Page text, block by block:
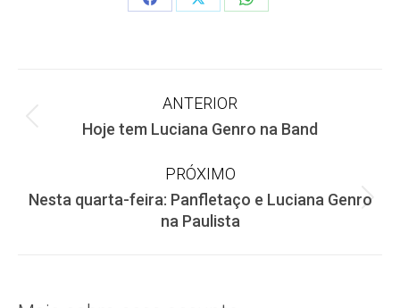
Share
Share
Share
Navegação
post:
ANTERIOR
Post
Hoje tem Luciana Genro na Band
PRÓXIMO
Próximo
post:
Nesta quarta-feira: Panfletaço e Luciana Genro
na Paulista